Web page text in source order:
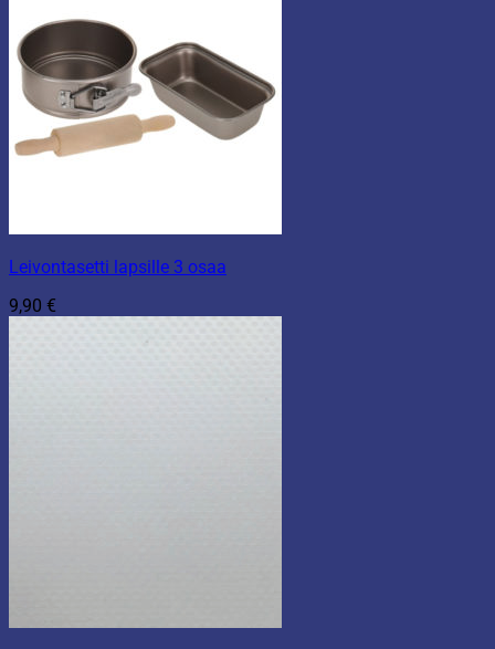
Leivontasetti lapsille 3 osaa
9,90 €